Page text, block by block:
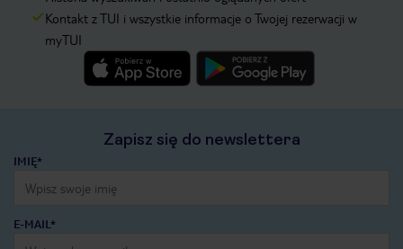
Kontakt z TUI i wszystkie informacje o Twojej rezerwacji w
myTUI
Zapisz się do newslettera
IMIĘ*
E-MAIL*